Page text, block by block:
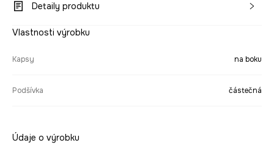
Detaily produktu
Vlastnosti výrobku
Kapsy na boku
Podšívka částečná
Údaje o výrobku